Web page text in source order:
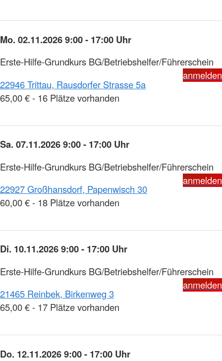
Mo. 02.11.2026 9:00 - 17:00 Uhr
Erste-Hilfe-Grundkurs BG/Betriebshelfer/Führerschein
anmelden
22946 Trittau, Rausdorfer Strasse 5a
65,00 € - 16 Plätze vorhanden
Sa. 07.11.2026 9:00 - 17:00 Uhr
Erste-Hilfe-Grundkurs BG/Betriebshelfer/Führerschein
anmelden
22927 Großhansdorf, Papenwisch 30
60,00 € - 18 Plätze vorhanden
Di. 10.11.2026 9:00 - 17:00 Uhr
Erste-Hilfe-Grundkurs BG/Betriebshelfer/Führerschein
anmelden
21465 Reinbek, Birkenweg 3
65,00 € - 17 Plätze vorhanden
Do. 12.11.2026 9:00 - 17:00 Uhr